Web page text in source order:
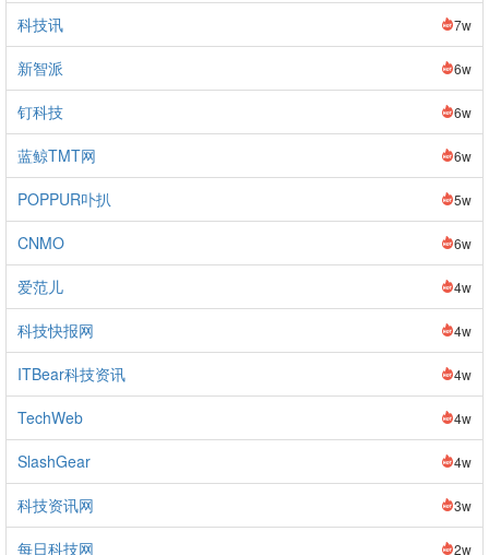
科技讯 7w
新智派 6w
钉科技 6w
蓝鲸TMT网 6w
POPPUR卟扒 5w
CNMO 6w
爱范儿 4w
科技快报网 4w
ITBear科技资讯 4w
TechWeb 4w
SlashGear 4w
科技资讯网 3w
每日科技网 2w